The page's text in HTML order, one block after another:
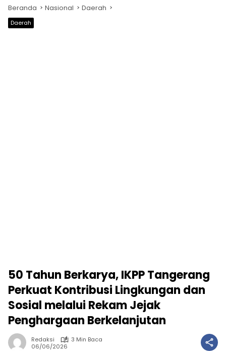
Beranda Nasional Daerah
Daerah
50 Tahun Berkarya, IKPP Tangerang
Perkuat Kontribusi Lingkungan dan
Sosial melalui Rekam Jejak
Penghargaan Berkelanjutan
Redaksi
3 Min Baca
06/06/2026